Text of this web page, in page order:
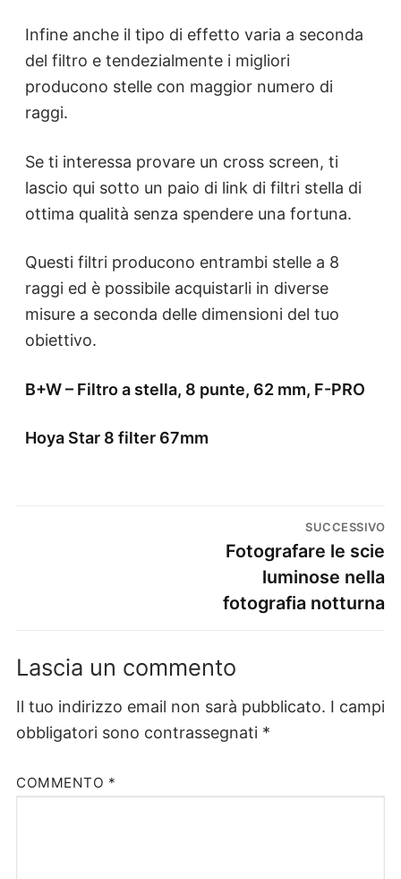
Infine anche il tipo di effetto varia a seconda
del filtro e tendezialmente i migliori
producono stelle con maggior numero di
raggi.
Se ti interessa provare un cross screen, ti
lascio qui sotto un paio di link di filtri stella di
ottima qualità senza spendere una fortuna.
Questi filtri producono entrambi stelle a 8
raggi ed è possibile acquistarli in diverse
misure a seconda delle dimensioni del tuo
obiettivo.
B+W – Filtro a stella, 8 punte, 62 mm, F-PRO
Hoya Star 8 filter 67mm
SUCCESSIVO
Fotografare le scie
luminose nella
fotografia notturna
Lascia un commento
Il tuo indirizzo email non sarà pubblicato. I campi
obbligatori sono contrassegnati *
COMMENTO *